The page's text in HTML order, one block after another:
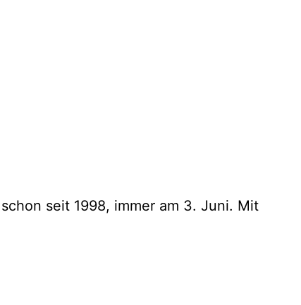
seit 1998, immer am 3. Juni. Mit